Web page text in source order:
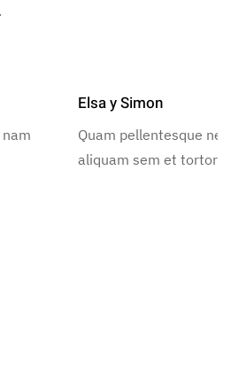
Elsa y Simon
Quam pellentesque
aliquam sem et tortor.